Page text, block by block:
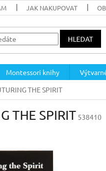
JAK NAKUPOVAT
HLEDAT
Montessori knihy
THE SPIRIT
THE SPIRIT 538410